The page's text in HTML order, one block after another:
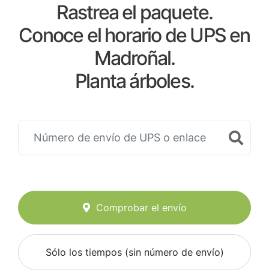
Rastrea el paquete.
Conoce el horario de UPS en
Madroñal.
Planta árboles.
Comprobar el envío
Sólo los tiempos (sin número de envío)